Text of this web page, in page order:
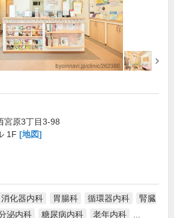
宮原3丁目3-98
1F [地図]
消化器内科 胃腸科 循環器内科
腎臓
泌内科 糖尿病内科 老年内科